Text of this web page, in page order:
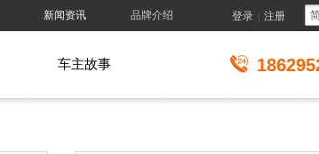
登录 注册
新闻资讯 品牌介绍
车主故事